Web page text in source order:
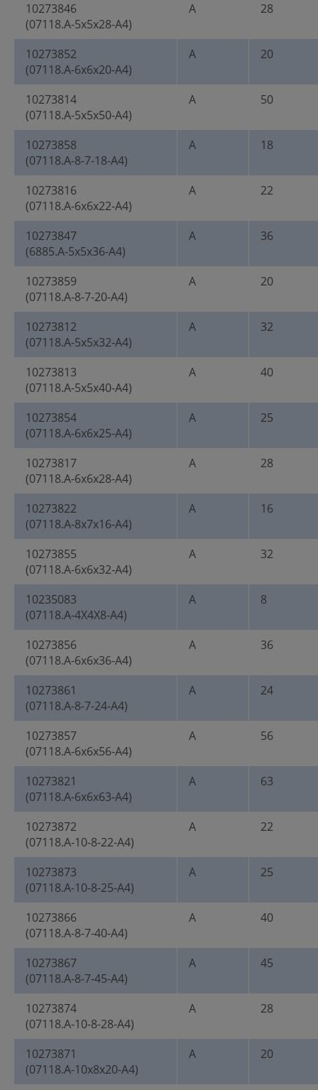
10273846
(07118.A-5x5x28-A4)
A 28
10273852
(07118.A-6x6x20-A4)
A 20
10273814
(07118.A-5x5x50-A4)
A 50
10273858
(07118.A-8-7-18-A4)
A 18
10273816
(07118.A-6x6x22-A4)
A 22
10273847
(6885.A-5x5x36-A4)
A 36
10273859
(07118.A-8-7-20-A4)
A 20
10273812
(07118.A-5x5x32-A4)
A 32
10273813
(07118.A-5x5x40-A4)
A 40
10273854
(07118.A-6x6x25-A4)
A 25
10273817
(07118.A-6x6x28-A4)
A 28
10273822
(07118.A-8x7x16-A4)
A 16
10273855
(07118.A-6x6x32-A4)
A 32
10235083
(07118.A-4X4X8-A4)
A 8
10273856
(07118.A-6x6x36-A4)
A 36
10273861
(07118.A-8-7-24-A4)
A 24
10273857
(07118.A-6x6x56-A4)
A 56
10273821
(07118.A-6x6x63-A4)
A 63
10273872
(07118.A-10-8-22-A4)
A 22
10273873
(07118.A-10-8-25-A4)
A 25
10273866
(07118.A-8-7-40-A4)
A 40
10273867
(07118.A-8-7-45-A4)
A 45
10273874
(07118.A-10-8-28-A4)
A 28
10273871
(07118.A-10x8x20-A4)
A 20